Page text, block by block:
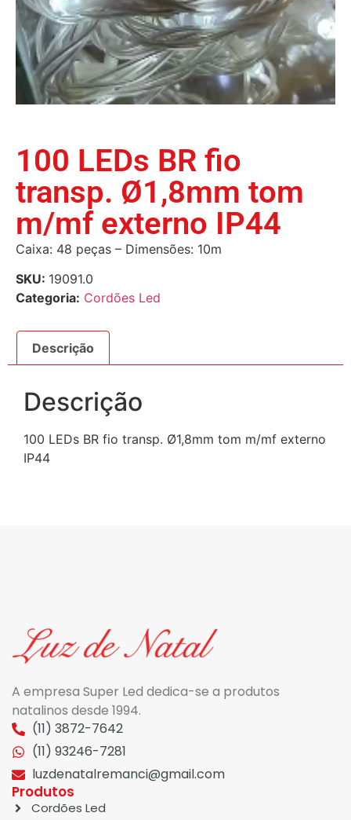
100 LEDs BR fio
transp. Ø1,8mm tom
m/mf externo IP44
Caixa: 48 peças – Dimensões: 10m
SKU: 19091.0
Categoria: Cordões Led
Descrição
Descrição
100 LEDs BR fio transp. Ø1,8mm tom m/mf externo
IP44
A empresa Super Led dedica-se a produtos
natalinos desde 1994.
(11) 3872-7642
(11) 93246-7281
luzdenatalremanci@gmail.com
Produtos
Cordões Led